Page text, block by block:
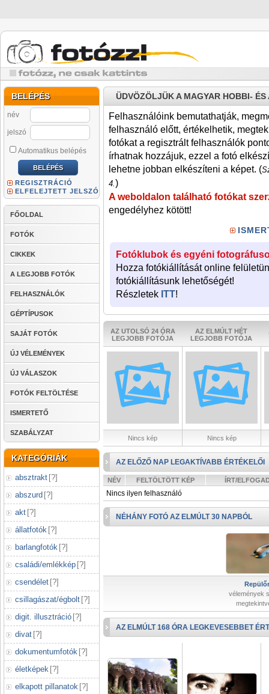
BELÉPÉS
név
jelszó
Automatikus belépés
REGISZTRÁCIÓ
ELFELEJTETT JELSZÓ
FŐOLDAL
FOTÓK
CIKKEK
A LEGJOBB FOTÓK
FELHASZNÁLÓK
GÉPTÍPUSOK
SAJÁT FOTÓK
ÚJ VÉLEMÉNYEK
ÚJ VÁLASZOK
FOTÓK FELTÖLTÉSE
ISMERTETŐ
SZABÁLYZAT
KATEGÓRIÁK
absztrakt [?]
abszurd [?]
akt [?]
állatfotók [?]
barlangfotók [?]
családi/emlékkép [?]
csendélet [?]
csillagászat/égbolt [?]
digit. illusztráció [?]
divat [?]
dokumentumfotók [?]
életképek [?]
elkapott pillanatok [?]
ÜDVÖZÖLJÜK A MAGYAR HOBBI-
Felhasználóink bemutathatják,
felhasználó előtt, értékelhetik,
fotókat a regisztrált felhasználók
írhatnak hozzájuk, ezzel a fotó
lehetne jobban elkészíteni a képet. (
4.)
A weboldalon található fotókat
engedélyhez kötött!
Fotóklubok és egyéni
Hozza fotókiállítását online
fotókiállításunk lehetőségét!
Részletek ITT!
AZ UTOLSÓ 24 ÓRA
LEGJOBB FOTÓJA
AZ ELMÚLT HÉT
LEGJOBB FOTÓJA
Nincs kép Nincs kép
AZ ELŐZŐ NAP LEGAKTÍVABB ÉRTÉKELŐI
NÉV FELTÖLTÖTT KÉP ÍRT/
Nincs ilyen felhasználó
NÉHÁNY FOTÓ AZ ELMÚLT 30 NAPBÓL
vélemények
AZ ELMÚLT 168 ÓRA LEGKEVESEBBET